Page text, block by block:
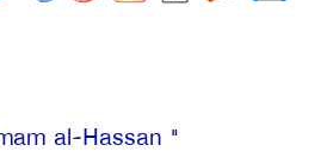
al-Hassan "